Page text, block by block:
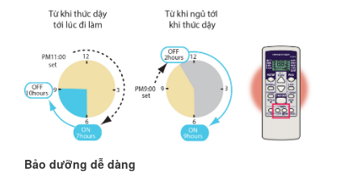
Bảo dưỡng dễ dàng